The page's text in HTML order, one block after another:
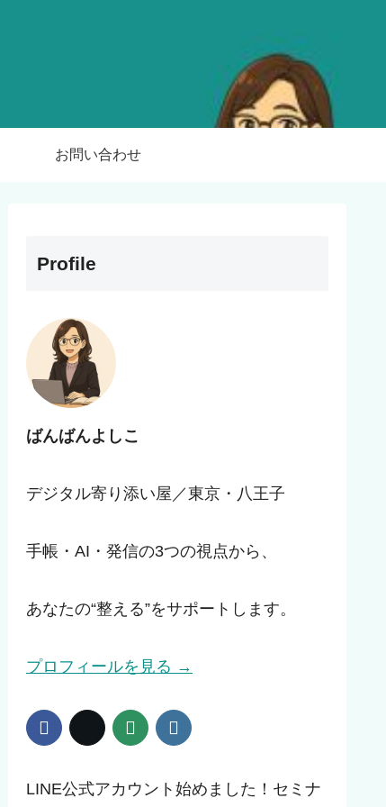
お問い合わせ
Profile
ばんばんよしこ
デジタル寄り添い屋／東京・八王子
手帳・AI・発信の3つの視点から、
あなたの“整える”をサポートします。
プロフィールを見る →
LINE公式アカウント始めました！セミナ